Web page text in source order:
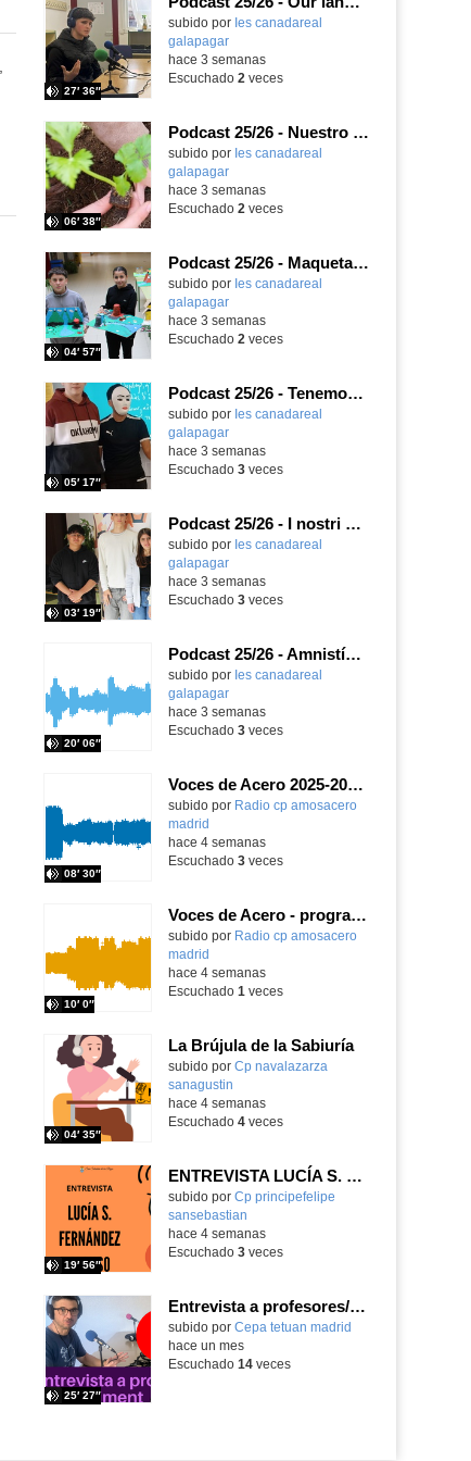
subido por Ies canadareal
galapagar
27′ 36″
-
hace 3 semanas
Escuchado 2 veces
Podcast 25/26 - Nuestro huerto escolar
subido por Ies canadareal
galapagar
06′ 38″
-
hace 3 semanas
Escuchado 2 veces
Podcast 25/26 - Maquetas sobre el feudalismo
subido por Ies canadareal
galapagar
04′ 57″
-
hace 3 semanas
Escuchado 2 veces
Podcast 25/26 - Tenemos nueva profesora de Griego ¿Conoces a María Eugenia?
subido por Ies canadareal
galapagar
05′ 17″
-
hace 3 semanas
Escuchado 3veces
Podcast 25/26 - I nostri amici italiani
subido por Ies canadareal
galapagar
03′ 19″
-
hace 3 semanas
Escuchado 3veces
Podcast 25/26 - Amnistía Internacional
subido por Ies canadareal
galapagar
20′ 06″
-
hace 3 semanas
Escuchado 3veces
Voces de Acero 2025-2026 - programa 1
Contenido educativo.
subido por Radio cp amosacero
madrid
08′ 30″
hace 4 semanas
Escuchado 3veces
Voces de Acero - programa 2
Contenido educativo.
subido por Radio cp amosacero
madrid
10′ 0″
hace 4 semanas
Escuchado 1 veces
La Brújula de la Sabiuría
Contenido educativo.
subido por Cp navalazarza
sanagustin
04′ 35″
hace 4 semanas
Escuchado 4veces
ENTREVISTA LUCÍA S. FERNÁNDEZ ALONSO
subido por Cp principefelipe
sansebastian
19′ 56″
hace 4 semanas
Escuchado 3veces
Entrevista a profesores/as: María Climent
subido por Cepa tetuan madrid
25′ 27″
hace un mes
Escuchado 14veces